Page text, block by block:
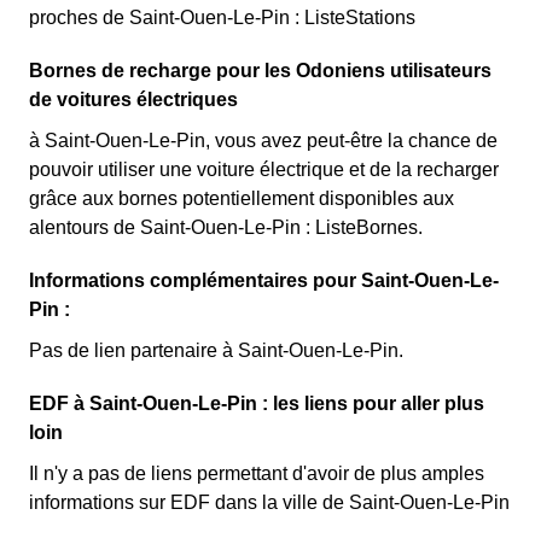
proches de Saint-Ouen-Le-Pin : ListeStations
Bornes de recharge pour les Odoniens utilisateurs
de voitures électriques
à Saint-Ouen-Le-Pin, vous avez peut-être la chance de
pouvoir utiliser une voiture électrique et de la recharger
grâce aux bornes potentiellement disponibles aux
alentours de Saint-Ouen-Le-Pin : ListeBornes.
Informations complémentaires pour Saint-Ouen-Le-
Pin :
Pas de lien partenaire à Saint-Ouen-Le-Pin.
EDF à Saint-Ouen-Le-Pin : les liens pour aller plus
loin
Il n'y a pas de liens permettant d'avoir de plus amples
informations sur EDF dans la ville de Saint-Ouen-Le-Pin